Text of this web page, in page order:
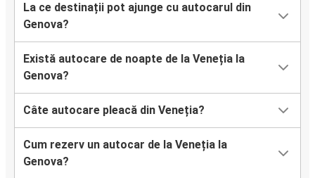
La ce destinații pot ajunge cu autocarul din
Genova?
Există autocare de noapte de la Veneția la
Genova?
Câte autocare pleacă din Veneția?
Cum rezerv un autocar de la Veneția la
Genova?